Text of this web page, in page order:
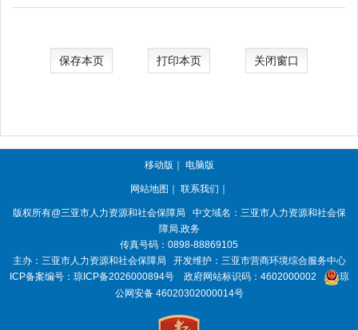
保存本页 打印本页 关闭窗口
移动版 电脑版
网站地图 联系我们
版权所有@三亚市人力资源和社会保障局
中文域名：三亚市人力资源和社会保
障局.政务
传真号码：0898-88869105
主办：三亚市人力资源和社会保障局
开发维护：三亚市营商环境综合服务中心
ICP备案编号： 琼ICP备2026000894号 政府网站标识码： 4602000002
琼
公网安备 46020302000014号